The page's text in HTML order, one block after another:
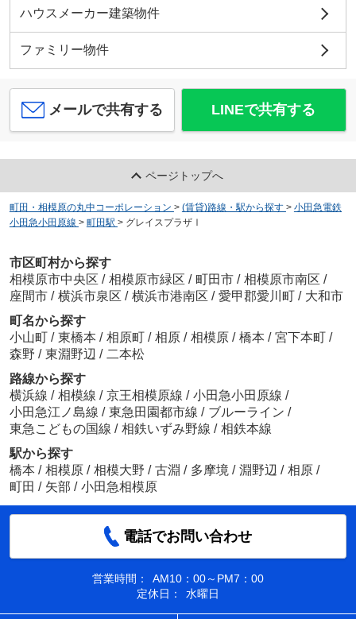
ハウスメーカー建築物件
ファミリー物件
メールで共有する LINEで共有する
ページトップへ
町田・相模原の丸中コーポレーション > (賃貸)路線・駅から探す > 小田急電鉄
小田急小田原線 > 町田駅 > グレイスプラザⅠ
市区町村から探す
相模原市中央区 / 相模原市緑区 / 町田市 / 相模原市南区 /
座間市 / 横浜市泉区 / 横浜市港南区 / 愛甲郡愛川町 / 大和市
町名から探す
小山町 / 東橋本 / 相原町 / 相原 / 相模原 / 橋本 / 宮下本町 /
森野 / 東淵野辺 / 二本松
路線から探す
横浜線 / 相模線 / 京王相模原線 / 小田急小田原線 /
小田急江ノ島線 / 東急田園都市線 / ブルーライン /
東急こどもの国線 / 相鉄いずみ野線 / 相鉄本線
駅から探す
橋本 / 相模原 / 相模大野 / 古淵 / 多摩境 / 淵野辺 / 相原 /
町田 / 矢部 / 小田急相模原
電話でお問い合わせ
営業時間：
AM10：00～PM7：00
定休日：
水曜日